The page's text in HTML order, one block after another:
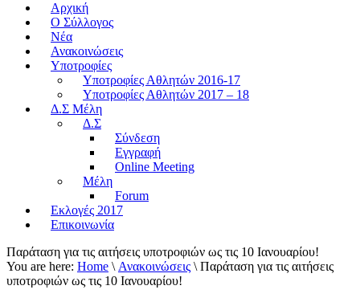
Αρχική
O Σύλλογος
Νέα
Ανακοινώσεις
Υποτροφίες
Υποτροφίες Αθλητών 2016-17
Υποτροφίες Αθλητών 2017 – 18
Δ.Σ Μέλη
Δ.Σ
Σύνδεση
Εγγραφή
Online Meeting
Μέλη
Forum
Εκλογές 2017
Επικοινωνία
Παράταση για τις αιτήσεις υποτροφιών ως τις 10 Ιανουαρίου!
You are here: Home \ Ανακοινώσεις \ Παράταση για τις αιτήσεις
υποτροφιών ως τις 10 Ιανουαρίου!